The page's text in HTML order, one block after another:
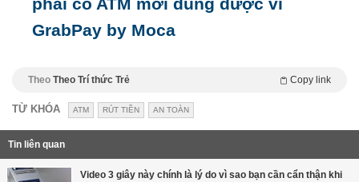
GrabPay by Moca
Theo Theo Trí thức Trẻ Copy link
TỪ KHÓA ATM RÚT TIỀN AN TOÀN
Tin liên quan
Video 3 giây này chính là lý do vì sao bạn cần cẩn thận khi